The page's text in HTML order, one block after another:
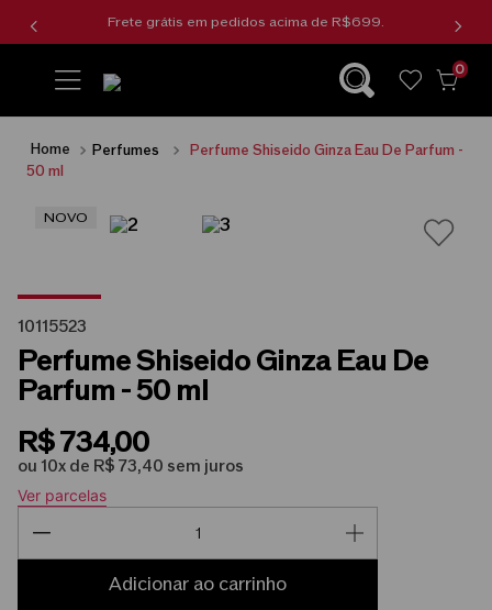
Frete grátis em pedidos acima de R$699.
wishlist0
Perfumes
Perfume Shiseido Ginza Eau De Parfum -
50 ml
NOVO
10115523
Perfume Shiseido Ginza Eau De
Parfum - 50 ml
R$734,00
ou 10x de R$ 73,40 sem juros
Ver parcelas
adicionar ao carrinho